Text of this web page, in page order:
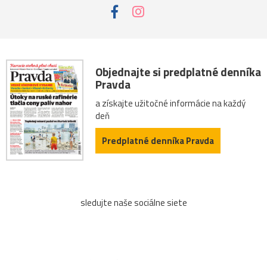
Objednajte si predplatné denníka
Pravda
a získajte užitočné informácie na každý
deň
Predplatné denníka Pravda
sledujte naše sociálne siete